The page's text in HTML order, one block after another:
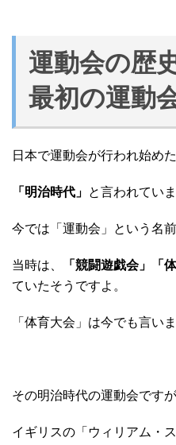
運動会の歴
最初の運動
日本で運動会が行われ始めた
「明治時代」 と言われていま
今では「運動会」という名前
当時は、 「競闘遊戯会」「
ていたそうですよ。
「体育大会」は今でも言い
その明治時代の運動会です
イギリスの「ウィリアム・